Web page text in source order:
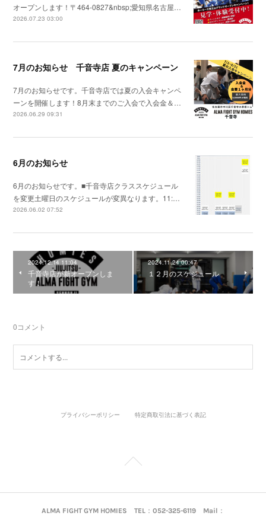
オープンします！〒464-0827&nbsp;愛知県名古屋…
2026.07.23 03:00
7月のお知らせ 千音寺店 夏のキャンペーン
7月のお知らせです。千音寺店では夏の入会キャンペ
ーンを開催します！8月末までのご入会で入会金＆…
2026.06.29 09:31
6月のお知らせ
6月のお知らせです。■千音寺店クラススケジュール
を変更土曜日のスケジュールが変異なります。11:…
2026.06.02 07:52
2024.12.14 11:04
千音寺店が新オープンしま
す！
2024.11.24 00:47
１２月のスケジュール
0コメント
プライバシーポリシー 特定商取引法に基づく表記
ALMA FIGHT GYM HOMIES TEL：052-325-6119 Mail：